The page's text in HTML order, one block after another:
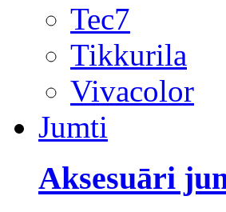
Tec7
Tikkurila
Vivacolor
Jumti
Aksesuāri